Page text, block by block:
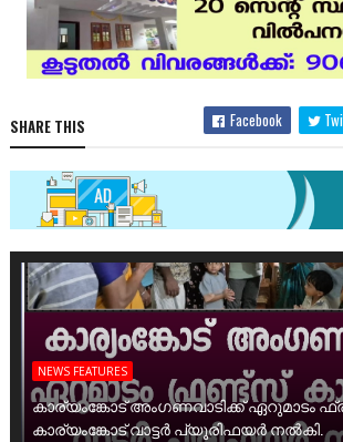
SHARE THIS Facebook
NEWS FEATURES
കാര്യംങ്കോട് അംഗണവാടിക്ക് ഏറുമാടം
കാര്യംങ്കോട് വാട്ടർ പ്യൂരിഫയർ നൽകി.